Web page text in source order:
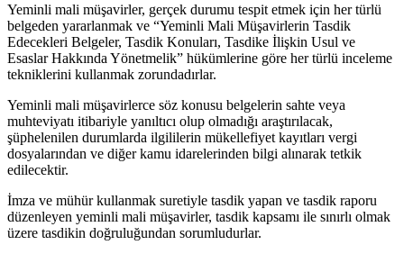
Yeminli mali müşavirler, gerçek durumu tespit etmek için her türlü
belgeden yararlanmak ve “Yeminli Mali Müşavirlerin Tasdik
Edecekleri Belgeler, Tasdik Konuları, Tasdike İlişkin Usul ve
Esaslar Hakkında Yönetmelik” hükümlerine göre her türlü inceleme
tekniklerini kullanmak zorundadırlar.
Yeminli mali müşavirlerce söz konusu belgelerin sahte veya
muhteviyatı itibariyle yanıltıcı olup olmadığı araştırılacak,
şüphelenilen durumlarda ilgililerin mükellefiyet kayıtları vergi
dosyalarından ve diğer kamu idarelerinden bilgi alınarak tetkik
edilecektir.
İmza ve mühür kullanmak suretiyle tasdik yapan ve tasdik raporu
düzenleyen yeminli mali müşavirler, tasdik kapsamı ile sınırlı olmak
üzere tasdikin doğruluğundan sorumludurlar.